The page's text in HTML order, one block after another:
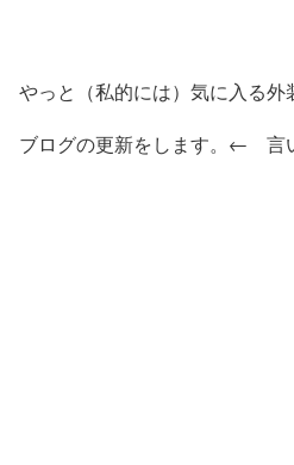
やっと（私的には）気に入る外
ブログの更新をします。← 言